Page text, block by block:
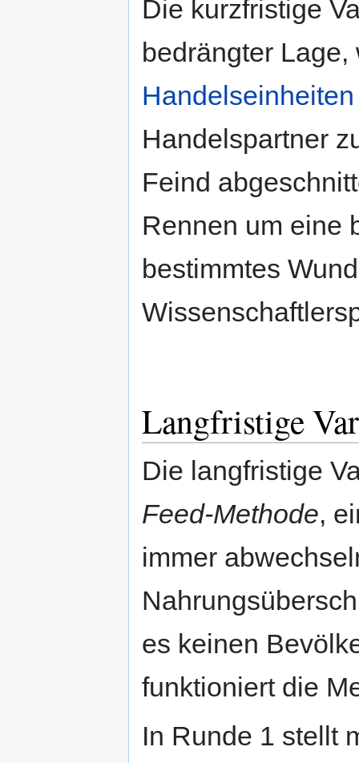
Die kurzfristige
bedrängter
Handelseinheiten
Handelspartner
Feind
Rennen um eine
bestimmtes
Langfristige
Die langfristige
Feed-Methode,
immer
es keinen
funktioniert die
In Runde 1 stellt